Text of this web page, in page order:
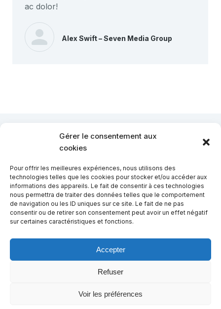
Gérer le consentement aux
cookies
Pour offrir les meilleures expériences, nous utilisons des
technologies telles que les cookies pour stocker et/ou accéder aux
informations des appareils. Le fait de consentir à ces technologies
nous permettra de traiter des données telles que le comportement
de navigation ou les ID uniques sur ce site. Le fait de ne pas
consentir ou de retirer son consentement peut avoir un effet négatif
sur certaines caractéristiques et fonctions.
Accepter
Refuser
Voir les préférences
ac dolor!
Alex Swift – Seven Media Group
CONTACTEZ LACOUPURE
MENTIONS LÉGALES